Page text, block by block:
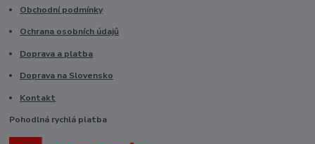
Obchodní podmínky
Ochrana osobních údajů
Doprava a platba
Doprava na Slovensko
Kontakt
Pohodlná rychlá platba